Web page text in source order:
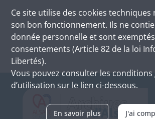
Ce site utilise des cookies techniques
son bon fonctionnement. Ils ne
donnée personnelle et sont
consentements (Article 82 de la loi
Libertés).
Vous pouvez consulter les conditions
d’utilisation sur le lien ci-dessous.
En savoir plus J'ai